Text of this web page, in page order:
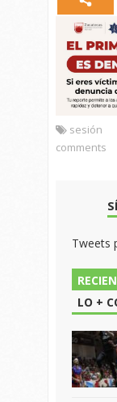
sesión
comments
Tweets
LO +